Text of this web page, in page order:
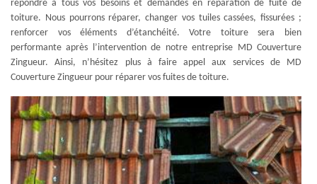
répondre à tous vos besoins et demandes en réparation de fuite de
toiture. Nous pourrons réparer, changer vos tuiles cassées, fissurées ;
renforcer vos éléments d’étanchéité. Votre toiture sera bien
performante après l’intervention de notre entreprise MD Couverture
Zingueur. Ainsi, n’hésitez plus à faire appel aux services de MD
Couverture Zingueur pour réparer vos fuites de toiture.